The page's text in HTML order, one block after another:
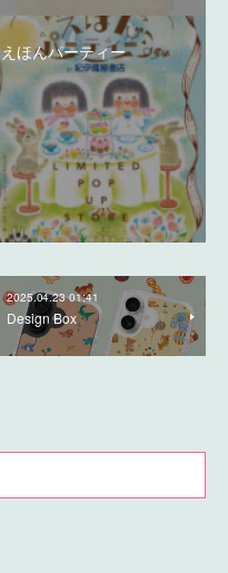
えほんパーティー
2025.04.23 01:41
Design Box